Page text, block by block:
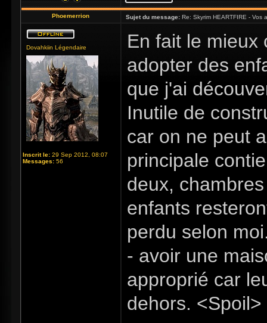
Phoemerrion Sujet du message: Re: Skyrim HEARTFIRE - Vos
Dovahkiin Légendaire
Inscrit le: 29 Sep 2012, 08:07
Messages: 56
En fait le mieux
adopter des
que j'ai
Inutile de
car on ne peut
principale
deux,
enfants
perdu selon
- avoir une
approprié car
dehors. <Spoil>